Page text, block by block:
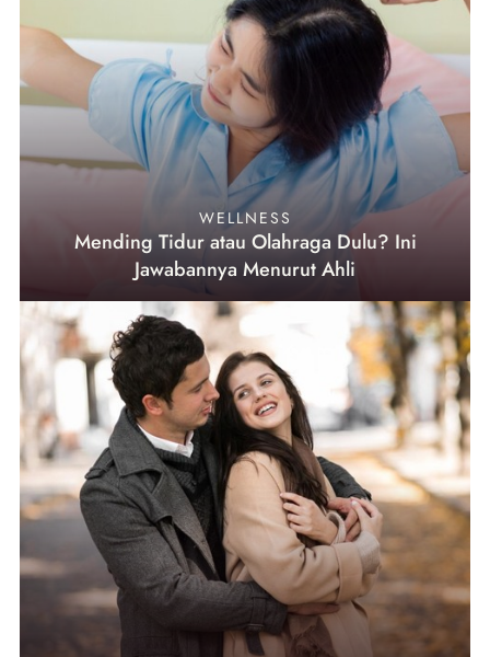
WELLNESS
Mending Tidur atau Olahraga Dulu? Ini
Jawabannya Menurut Ahli